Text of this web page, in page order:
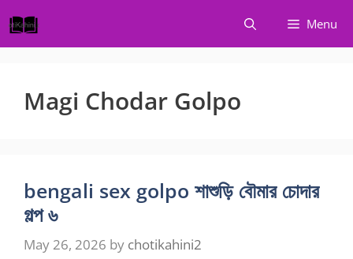
to
content
Menu
Magi Chodar Golpo
bengali sex golpo শাশুড়ি বৌমার চোদার
গল্প ৬
May 26, 2026 by chotikahini2